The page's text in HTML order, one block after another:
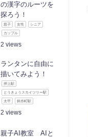
の漢字のルーツを
探ろう！
親子 女性 シニア
カップル
2
ランタンに自由に
描いてみよう！
押上駅
とうきょうスカイツリー駅
太平 錦糸町駅
2
親子AI教室 AIと